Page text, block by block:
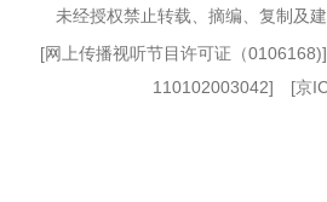
未经授权禁止转载、摘编、复制及
[网上传播视听节目许可证（0106168)
110102003042] [京